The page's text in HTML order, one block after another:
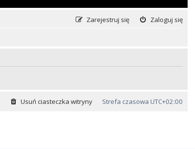
Zaloguj się
Zarejestruj się
Strefa czasowa UTC+02:00
Usuń ciasteczka witryny